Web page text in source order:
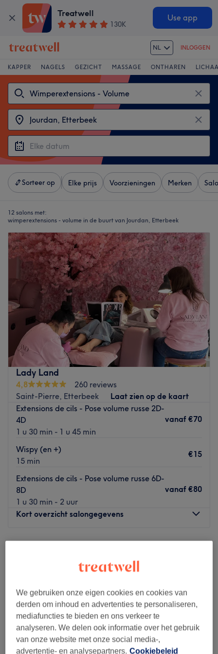
Treatwell
130K
Use app
NL INLOGGEN
KAPPER NAGELS GEZICHT MASSAGE ONTHAREN
Sorteer op Elke prijs Voorzieningen Merken
12 salons met:
wimperextensions - volume in de buurt van Jourdan, Etterbeek
Lady Land
4,8
260 reviews
Saint-Pierre, Etterbeek
Laat zien op de kaart
Extensions de cils - Pose volume russe 2D-
4D
1 u 30 min - 1 u 45 min
vanaf €70
Wispy (en +)
15 min
€15
Extensions de cils - Pose volume russe 6D-
8D
1 u 30 min - 2 uur
vanaf €80
Kort overzicht salongegevens
Maandag 10:00–19:00
Vrijdag
10:00
Zaterdag
19:00
Zondag
Lady Land est un superbe salon de beauté situé dans l'un
des endroits les plus accueillants de Bruxelles, à
We gebruiken onze eigen cookies en cookies van
derden om inhoud en advertenties te personaliseren,
mediafuncties te bieden en ons verkeer te
analyseren. We delen ook informatie over het gebruik
van onze website met onze social media-,
advertentie- en analysepartners. Cookiebeleid